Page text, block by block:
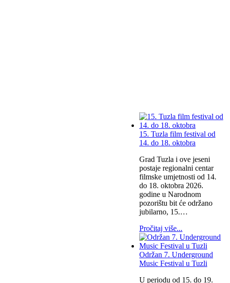
15. Tuzla film festival od
14. do 18. oktobra
Grad Tuzla i ove jeseni
postaje regionalni centar
filmske umjetnosti od 14.
do 18. oktobra 2026.
godine u Narodnom
pozorištu bit će održano
jubilarno, 15.…
Pročitaj više...
Održan 7. Underground
Music Festival u Tuzli
U periodu od 15. do 19.